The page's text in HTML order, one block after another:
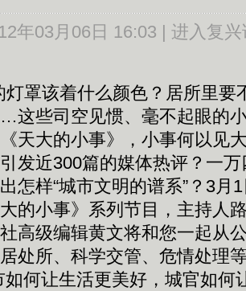
年03月06日 16:03 | 进入复兴
着什么颜色？居所里要不
些司空见惯、毫不起眼的
天大的小事》，小事何以见
发近300篇的媒体热评？一
怎样“城市文明的谱系”？3月
的小事》系列节目，主持人
高级编辑黄文将和您一起从
处所、科学交管、危情处理
如何让生活更美好，城官如何